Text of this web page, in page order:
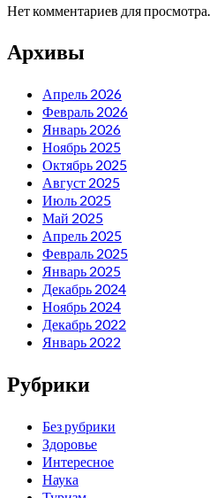
Нет комментариев для просмотра.
Архивы
Апрель 2026
Февраль 2026
Январь 2026
Ноябрь 2025
Октябрь 2025
Август 2025
Июль 2025
Май 2025
Апрель 2025
Февраль 2025
Январь 2025
Декабрь 2024
Ноябрь 2024
Декабрь 2022
Январь 2022
Рубрики
Без рубрики
Здоровье
Интересное
Наука